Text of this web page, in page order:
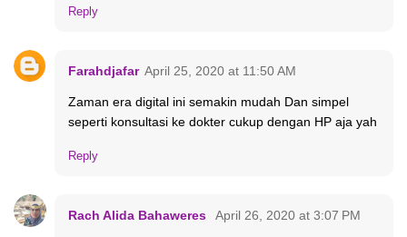
Reply
Farahdjafar April 25, 2020 at 11:50 AM
Zaman era digital ini semakin mudah Dan simpel
seperti konsultasi ke dokter cukup dengan HP aja yah
Reply
Rach Alida Bahaweres April 26, 2020 at 3:07 PM